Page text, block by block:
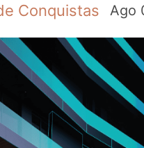
Conquistas Ago